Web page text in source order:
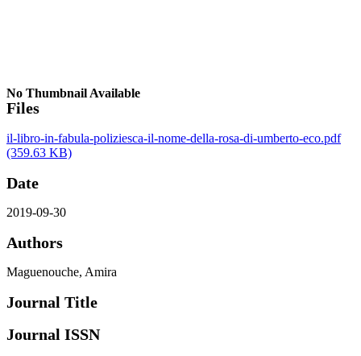
No Thumbnail Available
Files
il-libro-in-fabula-poliziesca-il-nome-della-rosa-di-umberto-eco.pdf
(359.63 KB)
Date
2019-09-30
Authors
Maguenouche, Amira
Journal Title
Journal ISSN